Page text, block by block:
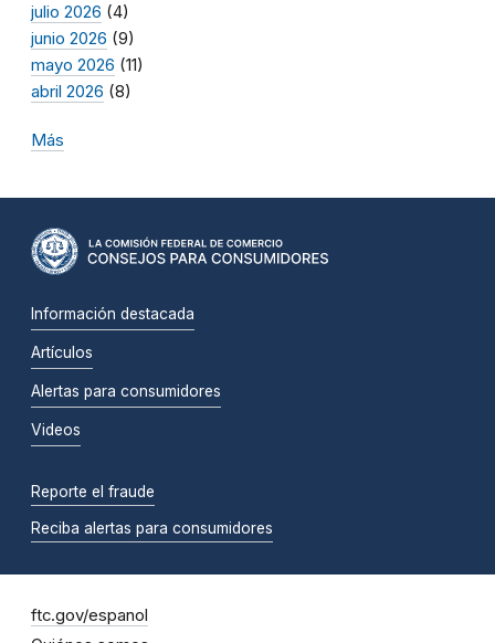
julio 2026 (4)
junio 2026 (9)
mayo 2026 (11)
abril 2026 (8)
Más
Información destacada
Artículos
Alertas para consumidores
Videos
Reporte el fraude
Reciba alertas para consumidores
ftc.gov/espanol